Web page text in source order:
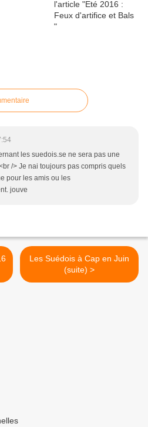
les suedois.se ne sera pas une
/> Je nai toujours pas compris quels
pour les amis ou les
jouve
Les Suédois à Cap en Juin
(suite) >